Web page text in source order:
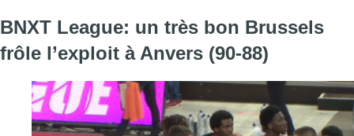
BNXT League: un très bon Brussels
frôle l’exploit à Anvers (90-88)